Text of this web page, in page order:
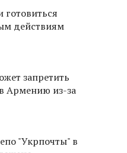
готовиться
действиям
запретить
Армению из-за
"Укрпочты" в